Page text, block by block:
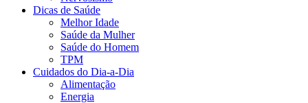
Dicas de Saúde
Melhor Idade
Saúde da Mulher
Saúde do Homem
TPM
Cuidados do Dia-a-Dia
Alimentação
Energia